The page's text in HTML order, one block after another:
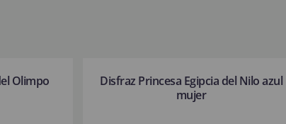
Olimpo
Disfraz Princesa Egipcia del Nilo azul
mujer